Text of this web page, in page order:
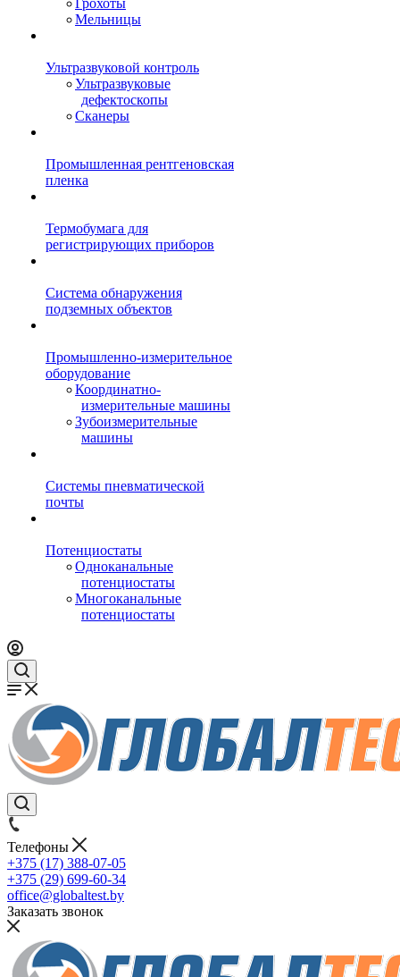
Грохоты
Мельницы
Ультразвуковой контроль
Ультразвуковые
дефектоскопы
Сканеры
Промышленная рентгеновская
пленка
Термобумага для
регистрирующих приборов
Система обнаружения
подземных объектов
Промышленно-измерительное
оборудование
Координатно-
измерительные машины
Зубоизмерительные
машины
Системы пневматической
почты
Потенциостаты
Одноканальные
потенциостаты
Многоканальные
потенциостаты
Телефоны
+375 (17) 388-07-05
+375 (29) 699-60-34
office@globaltest.by
Заказать звонок